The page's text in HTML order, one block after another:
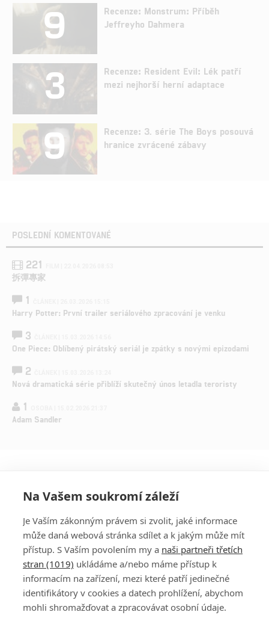
9
Recenze: Monstrum: Příběh
Jeffreyho Dahmera
3
Recenze: Resident Evil: Lék patří
mezi nejhorší herní adaptace
9
Recenze: 3. série The Boys posouvá
hranice zvrácené zábavy
POSLEDNÍ KOMENTOVANÉ
221
拆彈專家
1
Harry Potter: První trailer seriálového zpracování je venku
3
One Piece: Oblíbený pirátský seriál je zpátky s novými epizodami
2
Nová dramatická série přiblíží skutečný únos letadla teroristy
1
Adam Sandler
PŘIHLÁSIT
REGISTROVAT
DISKUZE
Na Vašem soukromí záleží
Je Vaším zákonným právem si zvolit, jaké informace
může daná webová stránka sdílet a k jakým může mít
přístup. S Vaším povolením my a naši partneři třetích
stran (1019) ukládáme a/nebo máme přístup k
informacím na zařízení, mezi které patří jedinečné
identifikátory v cookies a datech prohlížení, abychom
mohli shromažďovat a zpracovávat osobní údaje.